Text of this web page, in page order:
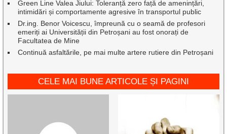
Green Line Valea Jiului: Toleranță zero față de amenințări,
intimidări și comportamente agresive în transportul public
Dr.ing. Benor Voicescu, împreună cu o seamă de profesori
emeriți ai Universității din Petroșani au fost onorați de
Facultatea de Mine
Continuă asfaltările, pe mai multe artere rutiere din Petroșani
CELE MAI BUNE ARTICOLE ȘI PAGINI